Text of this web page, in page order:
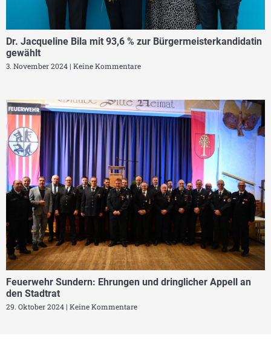
Dr. Jacqueline Bila mit 93,6 % zur Bürgermeisterkandidatin
gewählt
3. November 2024 Keine Kommentare
Feuerwehr Sundern: Ehrungen und dringlicher Appell an
den Stadtrat
29. Oktober 2024 Keine Kommentare